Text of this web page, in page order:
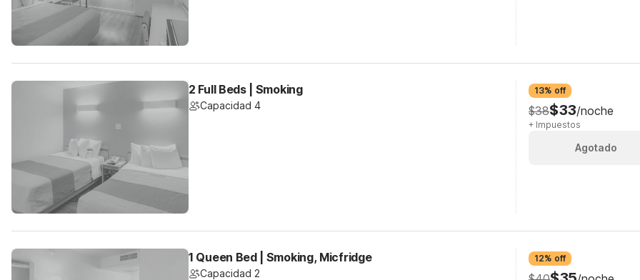
2 Full Beds | Smoking
Capacidad 4
13% off
$38$33/noche
+ Impuestos
Agotado
1 Queen Bed | Smoking, Micfridge
Capacidad 2
12% off